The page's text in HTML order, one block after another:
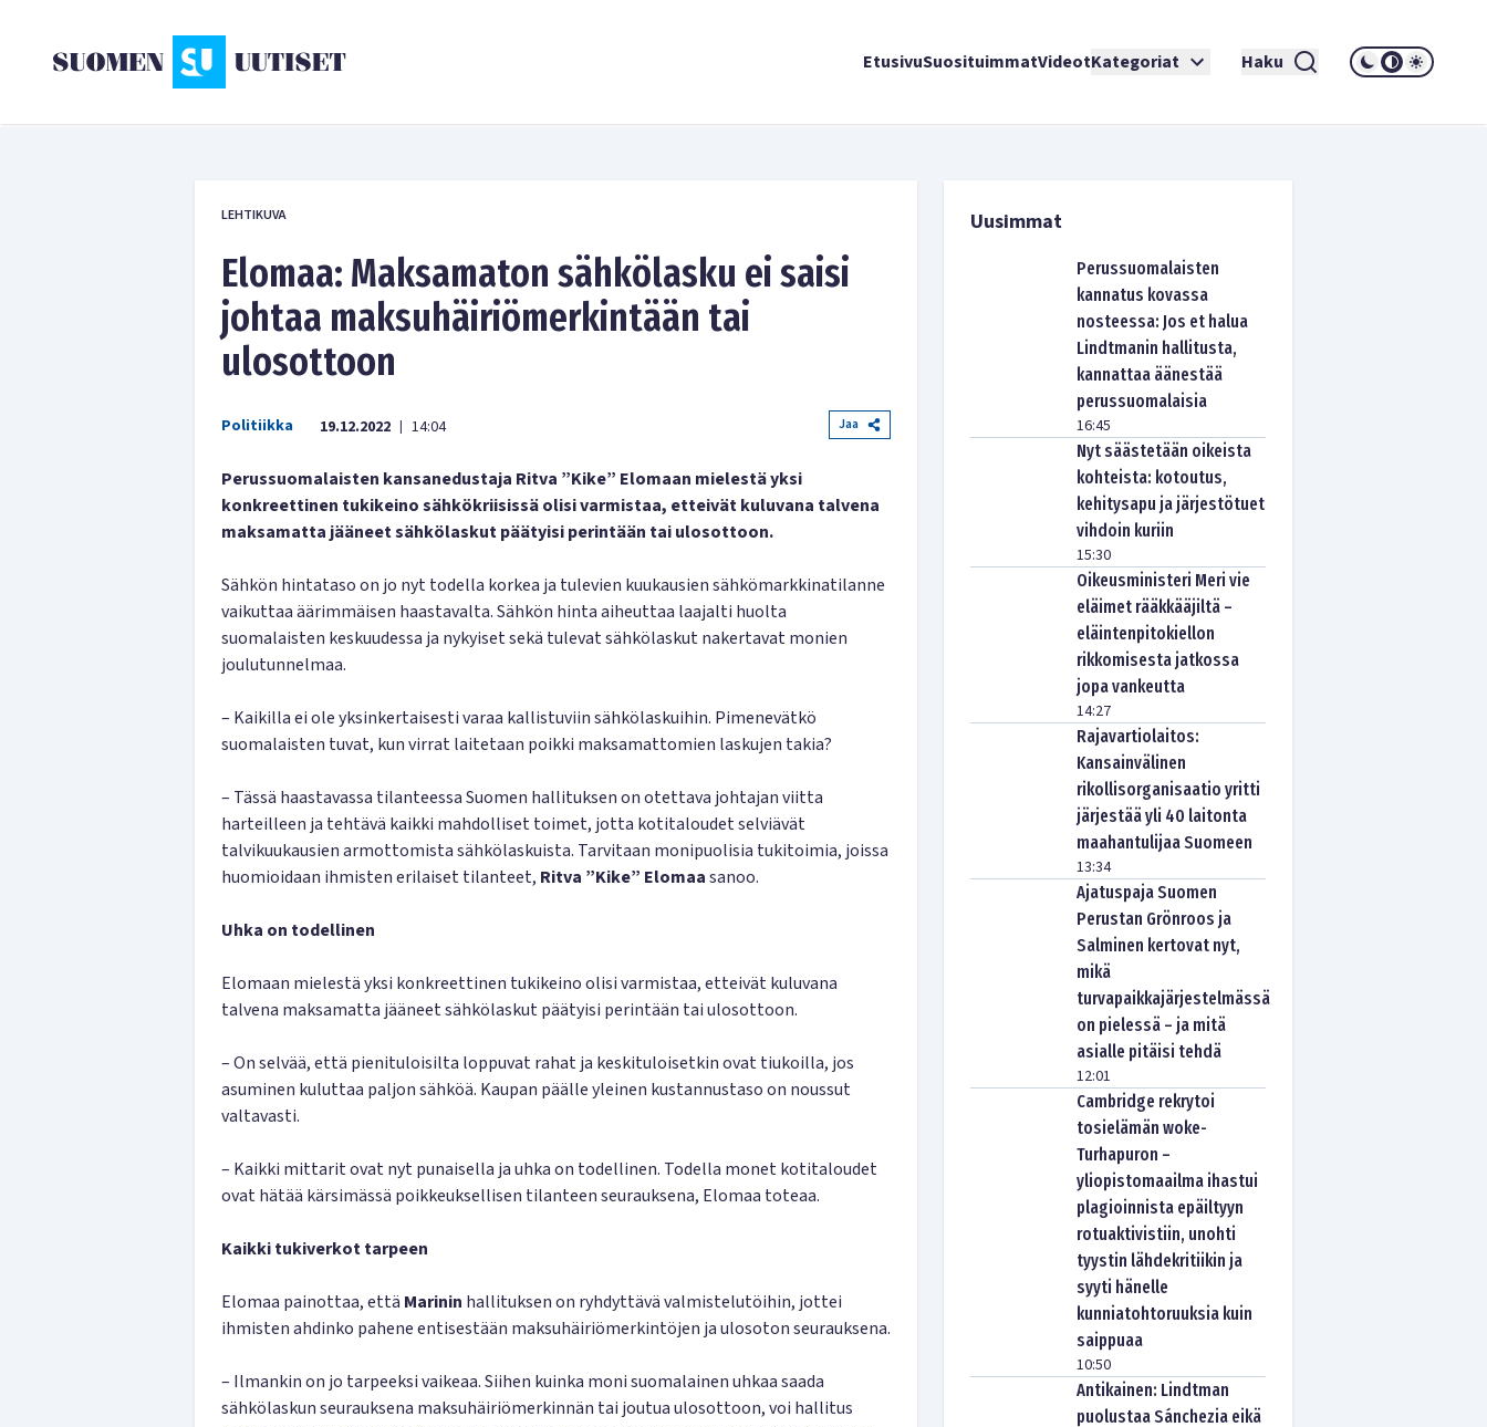
EtusivuSuosituimmatVideotKategoriat Haku
LEHTIKUVA
Elomaa: Maksamaton sähkölasku ei saisi
johtaa maksuhäiriömerkintään tai
ulosottoon
Politiikka 19.12.2022 | 14:04 Jaa
Perussuomalaisten kansanedustaja Ritva ”Kike” Elomaan mielestä yksi
konkreettinen tukikeino sähkökriisissä olisi varmistaa, etteivät kuluvana talvena
maksamatta jääneet sähkölaskut päätyisi perintään tai ulosottoon.
Sähkön hintataso on jo nyt todella korkea ja tulevien kuukausien sähkömarkkinatilanne
vaikuttaa äärimmäisen haastavalta. Sähkön hinta aiheuttaa laajalti huolta
suomalaisten keskuudessa ja nykyiset sekä tulevat sähkölaskut nakertavat monien
joulutunnelmaa.
– Kaikilla ei ole yksinkertaisesti varaa kallistuviin sähkölaskuihin. Pimenevätkö
suomalaisten tuvat, kun virrat laitetaan poikki maksamattomien laskujen takia?
– Tässä haastavassa tilanteessa Suomen hallituksen on otettava johtajan viitta
harteilleen ja tehtävä kaikki mahdolliset toimet, jotta kotitaloudet selviävät
talvikuukausien armottomista sähkölaskuista. Tarvitaan monipuolisia tukitoimia, joissa
huomioidaan ihmisten erilaiset tilanteet, Ritva ”Kike” Elomaasanoo.
Uhka on todellinen
Elomaan mielestä yksi konkreettinen tukikeino olisi varmistaa, etteivät kuluvana
talvena maksamatta jääneet sähkölaskut päätyisi perintään tai ulosottoon.
– On selvää, että pienituloisilta loppuvat rahat ja keskituloisetkin ovat tiukoilla, jos
asuminen kuluttaa paljon sähköä. Kaupan päälle yleinen kustannustaso on noussut
valtavasti.
– Kaikki mittarit ovat nyt punaisella ja uhka on todellinen. Todella monet kotitaloudet
ovat hätää kärsimässä poikkeuksellisen tilanteen seurauksena, Elomaa toteaa.
Kaikki tukiverkot tarpeen
Elomaa painottaa, että Marinin hallituksen on ryhdyttävä valmistelutöihin, jottei
ihmisten ahdinko pahene entisestään maksuhäiriömerkintöjen ja ulosoton seurauksena.
– Ilmankin on jo tarpeeksi vaikeaa. Siihen kuinka moni suomalainen uhkaa saada
sähkölaskun seurauksena maksuhäiriömerkinnän tai joutua ulosottoon, voi hallitus
Uusimmat
Perussuomalaisten
kannatus kovassa
nosteessa: Jos et halua
Lindtmanin hallitusta,
kannattaa äänestää
perussuomalaisia
16:45
Nyt säästetään oikeista
kohteista: kotoutus,
kehitysapu ja järjestötuet
vihdoin kuriin
15:30
Oikeusministeri Meri vie
eläimet rääkkääjiltä –
eläintenpitokiellon
rikkomisesta jatkossa
jopa vankeutta
14:27
Rajavartiolaitos:
Kansainvälinen
rikollisorganisaatio yritti
järjestää yli 40 laitonta
maahantulijaa Suomeen
13:34
Ajatuspaja Suomen
Perustan Grönroos ja
Salminen kertovat nyt,
mikä
turvapaikkajärjestelmässä
on pielessä – ja mitä
asialle pitäisi tehdä
12:01
Cambridge rekrytoi
tosielämän woke-
Turhapuron –
yliopistomaailma ihastui
plagioinnista epäiltyyn
rotuaktivistiin, unohti
tyystin lähdekritiikin ja
syyti hänelle
kunniatohtoruuksia kuin
saippuaa
10:50
Antikainen: Lindtman
puolustaa Sánchezia eikä